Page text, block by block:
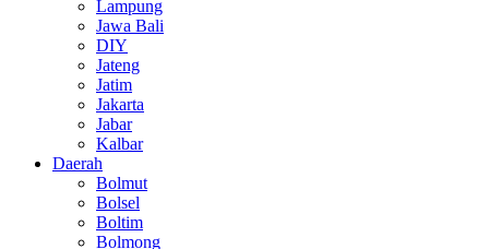
Lampung
Jawa Bali
DIY
Jateng
Jatim
Jakarta
Jabar
Kalbar
Daerah
Bolmut
Bolsel
Boltim
Bolmong